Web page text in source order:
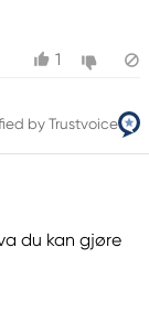
1
by Trustvoice
du kan gjøre